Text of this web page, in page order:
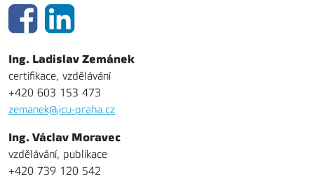
Ing. Ladislav Zemánek
certifikace, vzdělávání
+420 603 153 473
zemanek@icu-praha.cz
Ing. Václav Moravec
vzdělávání, publikace
+420 739 120 542